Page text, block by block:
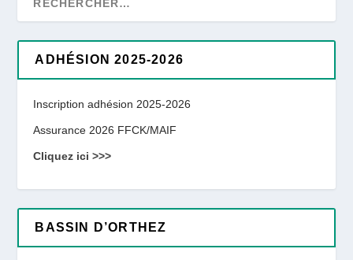
ADHÉSION 2025-2026
Inscription adhésion 2025-2026
Assurance 2026 FFCK/MAIF
Cliquez ici >>>
BASSIN D’ORTHEZ